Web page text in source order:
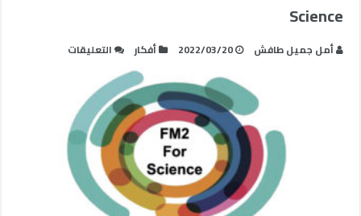
Science
أمل جميل طافش 2022/03/20 أفكار التعليقات
العلوم
FM2